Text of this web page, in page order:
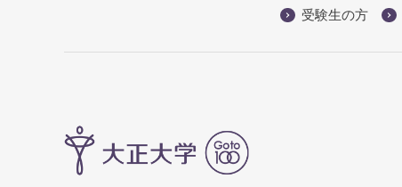
受験生の方